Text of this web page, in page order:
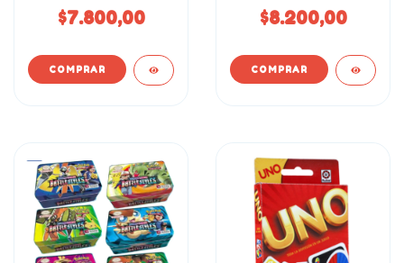
$7.800,00 $8.200,00